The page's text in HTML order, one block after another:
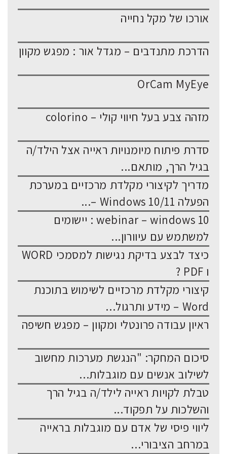
אורכו של מקל נחייה
הדרכת מתנדבים – מגדל אור : מפגש מקוון
OrCam MyEye
מזהה צבע בעל חיווי קולי – colorino
סדרת פיתוח מיומנויות ראייה אצל הילד/ה
בגיל הרך, מותאם...
מדריך לקיצורי מקלדת מרכזיים במערכת
הפעלה Windows 10/11 –...
webinar – windows 10 : יישומים
למשתמש עם עיוורון...
כיצד לבצע בדיקת נגישות למסמכי WORD
ו PDF ?
קיצורי מקלדת מרכזיים לשימוש בתוכנת
Word – מידע ותרגול...
ראיון עבודה פרונטלי ומקוון – מפגש חשיפה
סיכום המחקר: "הנגשת מערכות מחשוב
לשילוב אנשים עם מוגבלות...
טבלת לקויות ראייה לילד/ה בגיל הרך
והשלכות על תפקוד...
ליווי פיסי של אדם עם מוגבלות בראייה
במרחב הציבורי...